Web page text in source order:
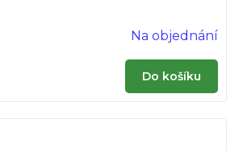
Na objednání
Do košíku